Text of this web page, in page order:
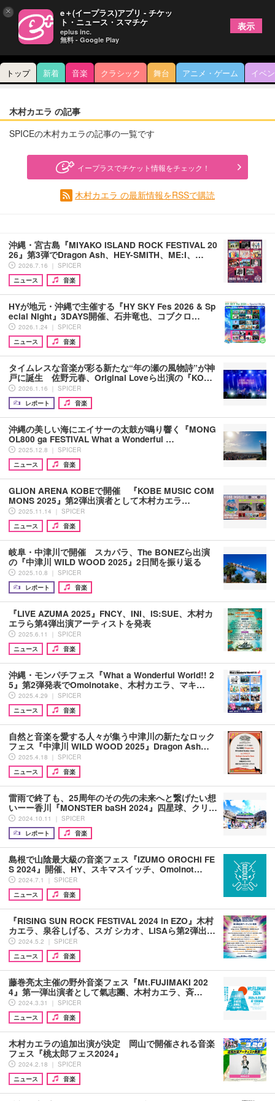
トップ 新着 音楽 クラシック 舞台 アニメ・ゲーム イベ
木村カエラ の記事
SPICEの木村カエラの記事の一覧です
イープラスでチケット情報をチェック！
木村カエラ の最新情報をRSSで購読
沖縄・宮古島『MIYAKO ISLAND ROCK FESTIVAL 20
26』第3弾でDragon Ash、HEY-SMITH、ME:I、…
2026.7.16 ｜ SPICER
ニュース
音楽
HYが地元・沖縄で主催する『HY SKY Fes 2026 & Sp
ecial Night』3DAYS開催、石井竜也、コブクロ…
2026.1.24 ｜ SPICER
ニュース
音楽
タイムレスな音楽が彩る新たな“年の瀬の風物詩”が神
戸に誕生 佐野元春、Original Loveら出演の『KO…
2026.1.16 ｜ SPICER
レポート
音楽
沖縄の美しい海にエイサーの太鼓が鳴り響く『MONG
OL800 ga FESTIVAL What a Wonderful …
2025.12.8 ｜ SPICER
ニュース
音楽
GLION ARENA KOBEで開催 『KOBE MUSIC COM
MONS 2025』第2弾出演者として木村カエラ…
2025.11.14 ｜ SPICER
ニュース
音楽
岐阜・中津川で開催 スカパラ、The BONEZら出演
の『中津川 WILD WOOD 2025』2日間を振り返る
2025.10.8 ｜ SPICER
レポート
音楽
『LIVE AZUMA 2025』FNCY、INI、IS:SUE、木村カ
エラら第4弾出演アーティストを発表
2025.6.11 ｜ SPICER
ニュース
音楽
沖縄・モンパチフェス『What a Wonderful World!! 2
5』第2弾発表でOmoinotake、木村カエラ、マキ…
2025.4.29 ｜ SPICER
ニュース
音楽
自然と音楽を愛する人々が集う中津川の新たなロック
フェス『中津川 WILD WOOD 2025』Dragon Ash…
2025.4.18 ｜ SPICER
ニュース
音楽
雷雨で終了も、25周年のその先の未来へと繋げたい想
いーー香川『MONSTER baSH 2024』四星球、クリ…
2024.10.11 ｜ SPICER
レポート
音楽
島根で山陰最大級の音楽フェス『IZUMO OROCHI FE
S 2024』開催、HY、スキマスイッチ、Omoinot…
2024.7.1 ｜ SPICER
ニュース
音楽
『RISING SUN ROCK FESTIVAL 2024 in EZO』木村
カエラ、泉谷しげる、スガ シカオ、LiSAら第2弾出…
2024.5.2 ｜ SPICER
ニュース
音楽
藤巻亮太主催の野外音楽フェス『Mt.FUJIMAKI 202
4』第一弾出演者として氣志團、木村カエラ、斉…
2024.3.31 ｜ SPICER
ニュース
音楽
木村カエラの追加出演が決定 岡山で開催される音楽
フェス『桃太郎フェス2024』
2024.2.18 ｜ SPICER
ニュース
音楽
× e＋(イープラス)アプリ - チケッ
ト・ニュース・スマチケ
eplus inc.
無料 - Google Play
表示